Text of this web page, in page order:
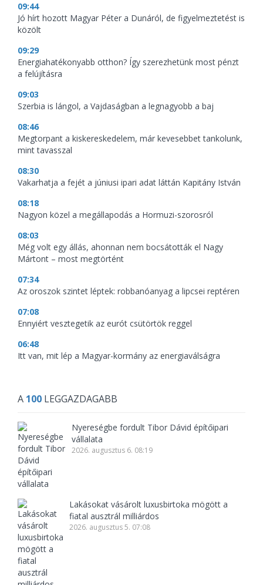
09:44
Jó hírt hozott Magyar Péter a Dunáról, de figyelmeztetést is
közölt
09:29
Energiahatékonyabb otthon? Így szerezhetünk most pénzt
a felújításra
09:03
Szerbia is lángol, a Vajdaságban a legnagyobb a baj
08:46
Megtorpant a kiskereskedelem, már kevesebbet tankolunk,
mint tavasszal
08:30
Vakarhatja a fejét a júniusi ipari adat láttán Kapitány István
08:18
Nagyon közel a megállapodás a Hormuzi-szorosról
08:03
Még volt egy állás, ahonnan nem bocsátották el Nagy
Mártont – most megtörtént
07:34
Az oroszok szintet léptek: robbanóanyag a lipcsei reptéren
07:08
Ennyiért vesztegetik az eurót csütörtök reggel
06:48
Itt van, mit lép a Magyar-kormány az energiaválságra
A 100 LEGGAZDAGABB
Nyereségbe fordult Tibor Dávid építőipari
vállalata
2026. augusztus 6. 08:19
Lakásokat vásárolt luxusbirtoka mögött a
fiatal ausztrál milliárdos
2026. augusztus 5. 07:08